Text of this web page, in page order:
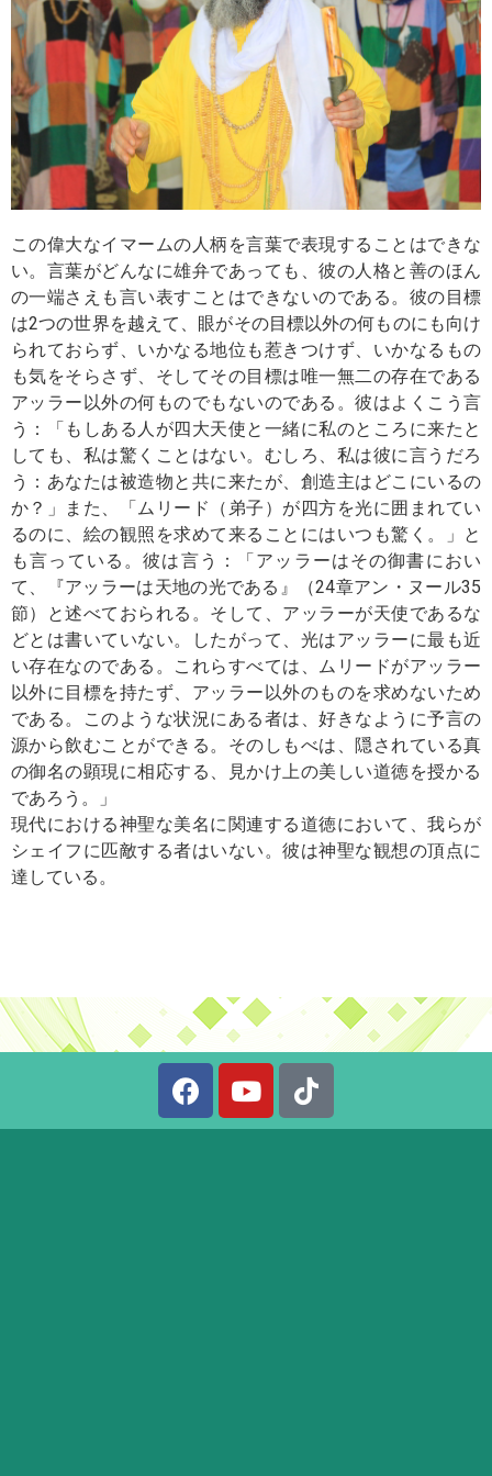
この偉大なイマームの人柄を言葉で表現することはできな
い。言葉がどんなに雄弁であっても、彼の人格と善のほん
の一端さえも言い表すことはできないのである。彼の目標
は2つの世界を越えて、眼がその目標以外の何ものにも向け
られておらず、いかなる地位も惹きつけず、いかなるもの
も気をそらさず、そしてその目標は唯一無二の存在である
アッラー以外の何ものでもないのである。彼はよくこう言
う：「もしある人が四大天使と一緒に私のところに来たと
しても、私は驚くことはない。むしろ、私は彼に言うだろ
う：あなたは被造物と共に来たが、創造主はどこにいるの
か？」また、「ムリード（弟子）が四方を光に囲まれてい
るのに、絵の観照を求めて来ることにはいつも驚く。」と
も言っている。彼は言う：「アッラーはその御書におい
て、『アッラーは天地の光である』（24章アン・ヌール35
節）と述べておられる。そして、アッラーが天使であるな
どとは書いていない。したがって、光はアッラーに最も近
い存在なのである。これらすべては、ムリードがアッラー
以外に目標を持たず、アッラー以外のものを求めないため
である。このような状況にある者は、好きなように予言の
源から飲むことができる。そのしもべは、隠されている真
の御名の顕現に相応する、見かけ上の美しい道徳を授かる
であろう。」
現代における神聖な美名に関連する道徳において、我らが
シェイフに匹敵する者はいない。彼は神聖な観想の頂点に
達している。